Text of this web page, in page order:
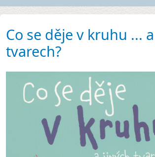
Co se děje v kruhu ...
tvarech?